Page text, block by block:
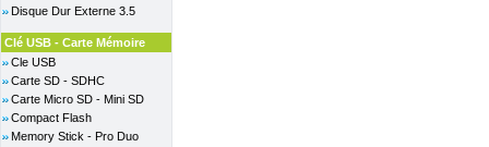
Disque Dur Externe 3.5
Clé USB - Carte Mémoire
Cle USB
Carte SD - SDHC
Carte Micro SD - Mini SD
Compact Flash
Memory Stick - Pro Duo